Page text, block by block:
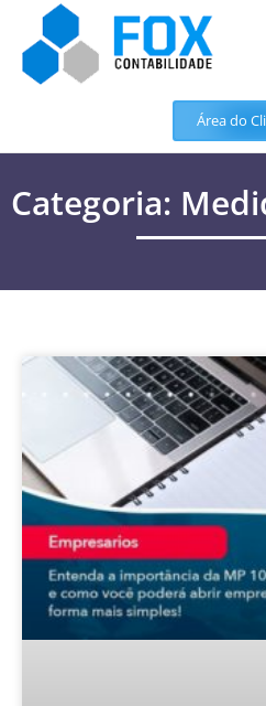
Área do
Categoria: